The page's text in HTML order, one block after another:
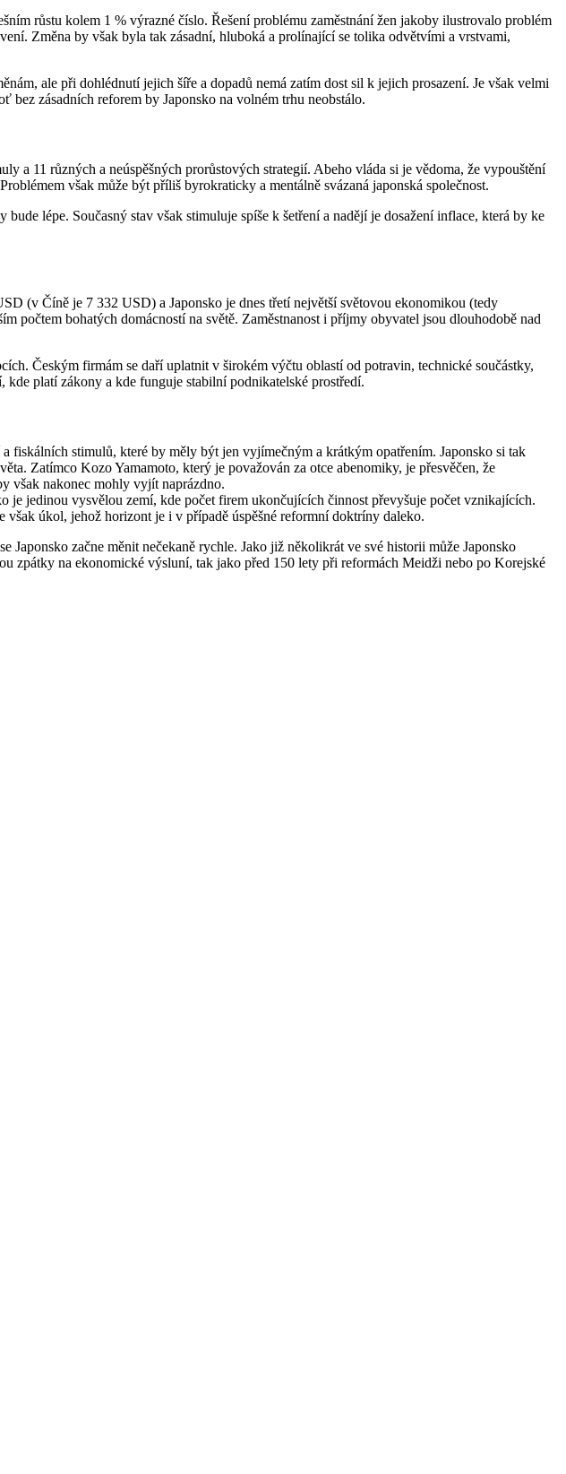
růstu kolem 1 % výrazné číslo. Řešení problému zaměstnání žen jakoby ilustrovalo problém
Změna by však byla tak zásadní, hluboká a prolínající se tolika odvětvími a vrstvami,
ale při dohlédnutí jejich šíře a dopadů nemá zatím dost sil k jejich prosazení. Je však velmi
zásadních reforem by Japonsko na volném trhu neobstálo.
a 11 různých a neúspěšných prorůstových strategií. Abeho vláda si je vědoma, že vypouštění
však může být příliš byrokraticky a mentálně svázaná japonská společnost.
lépe. Současný stav však stimuluje spíše k šetření a nadějí je dosažení inflace, která by ke
(v Číně je 7 332 USD) a Japonsko je dnes třetí největší světovou ekonomikou (tedy
počtem bohatých domácností na světě. Zaměstnanost i příjmy obyvatel jsou dlouhodobě nad
Českým firmám se daří uplatnit v širokém výčtu oblastí od potravin, technické součástky,
platí zákony a kde funguje stabilní podnikatelské prostředí.
fiskálních stimulů, které by měly být jen vyjímečným a krátkým opatřením. Japonsko si tak
Zatímco Kozo Yamamoto, který je považován za otce abenomiky, je přesvěčen, že
však nakonec mohly vyjít naprázdno.
je jedinou vysvělou zemí, kde počet firem ukončujících činnost převyšuje počet vznikajících.
úkol, jehož horizont je i v případě úspěšné reformní doktríny daleko.
začne měnit nečekaně rychle. Jako již několikrát ve své historii může Japonsko
zpátky na ekonomické výsluní, tak jako před 150 lety při reformách Meidži nebo po Korejské